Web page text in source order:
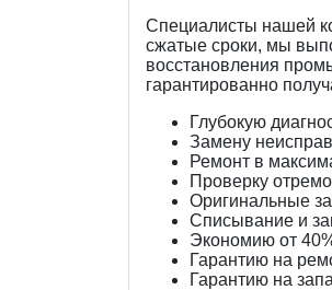
Специалисты нашей
сжатые сроки, мы
восстановления
гарантированно
Глубокую
Замену
Ремонт в
Проверку
Оригинальные
Списывание и
Экономию от
Гарантию на
Гарантию на